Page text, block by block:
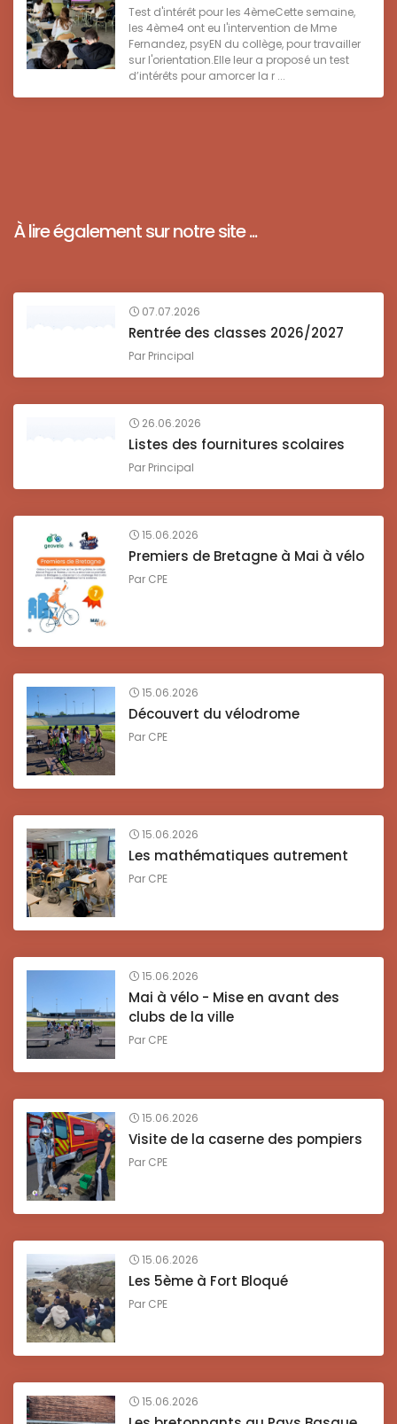
Test d'intérêt pour les 4èmeCette semaine,
les 4ème4 ont eu l'intervention de Mme
Fernandez, psyEN du collège, pour travailler
sur l'orientation.Elle leur a proposé un test
d’intérêts pour amorcer la r ...
À lire également sur notre site ...
07.07.2026
Rentrée des classes 2026/2027
Par Principal
26.06.2026
Listes des fournitures scolaires
Par Principal
15.06.2026
Premiers de Bretagne à Mai à vélo
Par CPE
15.06.2026
Découvert du vélodrome
Par CPE
15.06.2026
Les mathématiques autrement
Par CPE
15.06.2026
Mai à vélo - Mise en avant des
clubs de la ville
Par CPE
15.06.2026
Visite de la caserne des pompiers
Par CPE
15.06.2026
Les 5ème à Fort Bloqué
Par CPE
15.06.2026